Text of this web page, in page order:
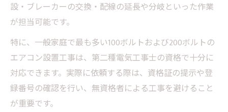
設・ブレーカーの交換・配線の延長や分岐といった作業
が担当可能です。
特に、一般家庭で最も多い100ボルトおよび200ボルトの
エアコン設置工事は、第二種電気工事士の資格で十分に
対応できます。実際に依頼する際は、資格証の提示や登
録番号の確認を行い、無資格者による工事を避けること
が重要です。